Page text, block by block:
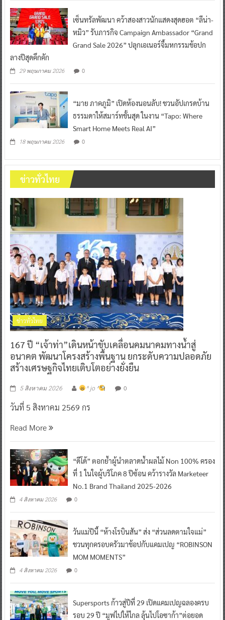
เซ็นทรัลพัฒนา คว้าสองสาวนักแสดงสุดฮอต “ลีน่า-
หมิว” รับภารกิจ Campaign Ambassador “Grand
Grand Sale 2026” ปลุกเอเนอร์จี้มหกรรมช้อปก
ลางปีสุดคึกคัก
29 พฤษภาคม 2026 0
“มาย ภาคภูมิ” เปิดห้องนอนลับ! ชวนอัปเกรดบ้าน
ธรรมดาให้สมาร์ทขั้นสุด ในงาน “Tapo: Where
Smart Home Meets Real AI”
18 พฤษภาคม 2026 0
ข่าวทั่วไทย
ข่าวทั่วไทย
167 ปี “เจ้าท่า”เดินหน้าขับเคลื่อนคมนาคมทางน้ำสู่
อนาคต พัฒนาโครงสร้างพื้นฐาน ยกระดับความปลอดภัย
สร้างเศรษฐกิจไทยเติบโตอย่างยั่งยืน
5 สิงหาคม 2026 ^ jo ^ 0
วันที่ 5 สิงหาคม 2569 กร
Read More
“ดีโด้” ตอกย้ำผู้นำตลาดน้ำผลไม้ Non 100% ครอง
ที่ 1 ในใจผู้บริโภค 8 ปีซ้อน คว้ารางวัล Marketeer
No.1 Brand Thailand 2025-2026
4 สิงหาคม 2026 0
วันแม่ปีนี้ “ห้างโรบินสัน” ส่ง “ส่วนลดตามใจแม่”
ชวนทุกครอบครัวมาช้อปกับแคมเปญ “ROBINSON
MOM MOMENTS”
4 สิงหาคม 2026 0
Supersports ก้าวสู่ปีที่ 29 เปิดแคมเปญฉลองครบ
รอบ 29 ปี “มูฟไปให้ไกล ลุ้นไปโอซาก้า”ต่อยอด